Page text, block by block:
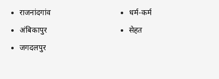
राजनांदगांव
अंबिकापुर
जगदलपुर
धर्म-कर्म
सेहत